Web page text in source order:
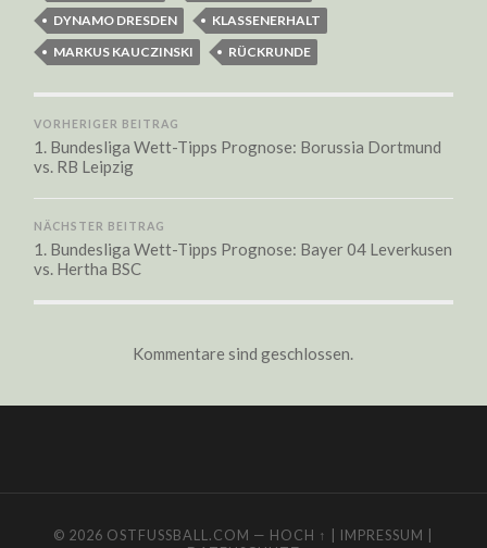
DYNAMO DRESDEN
KLASSENERHALT
MARKUS KAUCZINSKI
RÜCKRUNDE
VORHERIGER BEITRAG
1. Bundesliga Wett-Tipps Prognose: Borussia Dortmund
vs. RB Leipzig
NÄCHSTER BEITRAG
1. Bundesliga Wett-Tipps Prognose: Bayer 04 Leverkusen
vs. Hertha BSC
Kommentare sind geschlossen.
© 2026 OSTFUSSBALL.COM — HOCH ↑ IMPRESSUM